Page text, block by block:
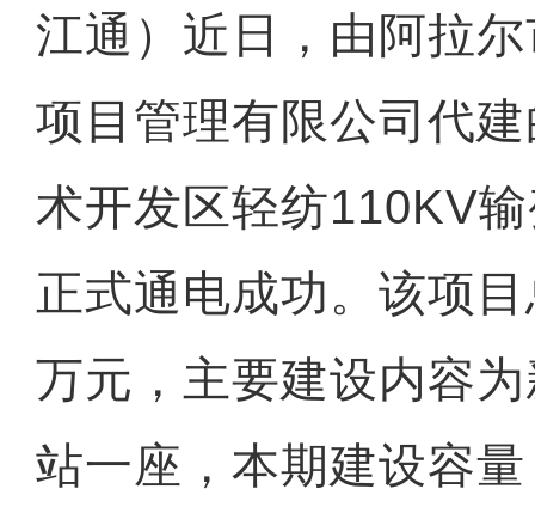
江通）近日，由阿拉
项目管理有限公司代
术开发区轻纺110KV
正式通电成功。该项
万元，主要建设内容
站一座，本期建设容